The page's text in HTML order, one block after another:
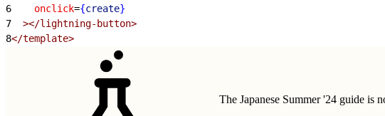
6
    onclick
={create}
7
  ></lightning-button>
8</template>
The Japanese Summer '24 guide is